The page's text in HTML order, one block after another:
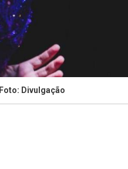
Foto: Divulgação